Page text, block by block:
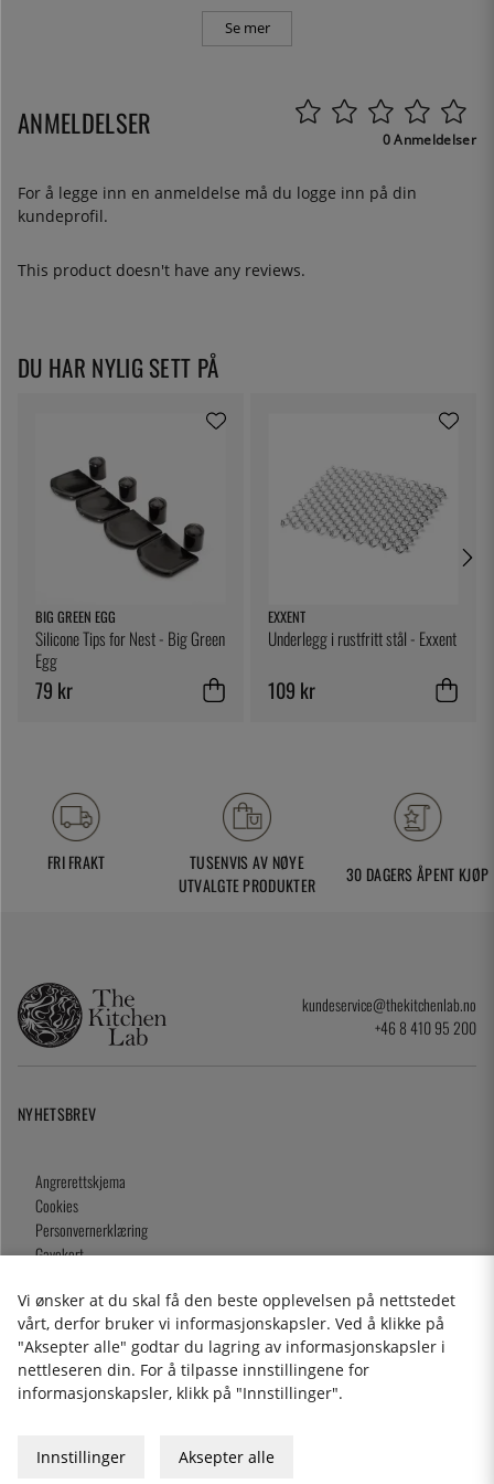
Se mer
ANMELDELSER 0 Anmeldelser
For å legge inn en anmeldelse må du logge inn på din
kundeprofil.
This product doesn't have any reviews.
DU HAR NYLIG SETT PÅ
BIG GREEN EGG
Silicone Tips for Nest - Big Green
Egg
79 kr
EXXENT
Underlegg i rustfritt stål - Exxent
109 kr
FRI FRAKT
TUSENVIS AV NØYE
UTVALGTE PRODUKTER
30 DAGERS ÅPENT KJØP
kundeservice@thekitchenlab.no
+46 8 410 95 200
NYHETSBREV
Angrerettskjema
Cookies
Personvernerklæring
Gavekort
2026 KitchenLab AB
Vi ønsker at du skal få den beste opplevelsen på nettstedet
vårt, derfor bruker vi informasjonskapsler. Ved å klikke på
"Aksepter alle" godtar du lagring av informasjonskapsler i
nettleseren din. For å tilpasse innstillingene for
informasjonskapsler, klikk på "Innstillinger".
Innstillinger Aksepter alle